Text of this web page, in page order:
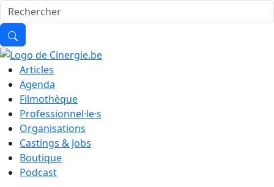
Articles
Agenda
Filmothèque
Professionnel·le·s
Organisations
Castings & Jobs
Boutique
Podcast